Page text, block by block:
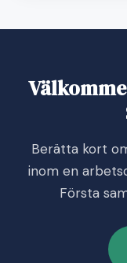
Berätta kort
inom en
Första